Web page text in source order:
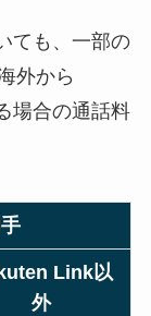
ても、一部の
外から
場合の通話料
Link以
外